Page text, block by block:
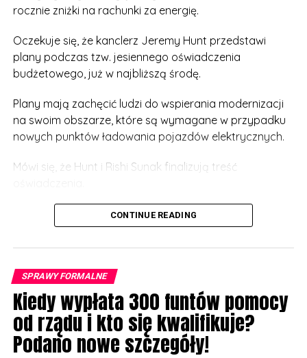
rocznie zniżki na rachunki za energię.
Oczekuje się, że kanclerz Jeremy Hunt przedstawi
plany podczas tzw. jesiennego oświadczenia
budżetowego, już w najbliższą środę.
Plany mają zachęcić ludzi do wspierania modernizacji
na swoim obszarze, które są wymagane w przypadku
nowych punktów ładowania pojazdów elektrycznych.
Mówi się, że Hunt i Rishi Sunak finalizują treść
Rzecznik rządu powiedział: „Przyspieszając system
planowania – w tym budowę punktów ładowania
pojazdów elektrycznych – rozwiążemy jeden z
chcące inwestować w Wielkiej Brytanii”.
Departament odmówił ujawnienia, kto będzie płacił za
zniżki, ani podania jakichkolwiek szczegółów na temat
tego, jak blisko musiałyby się znajdować domy, aby
CONTINUE READING
SPRAWY FORMALNE
Kiedy wypłata 300 funtów pomocy
od rządu i kto się kwalifikuje?
Podano nowe szczegóły!